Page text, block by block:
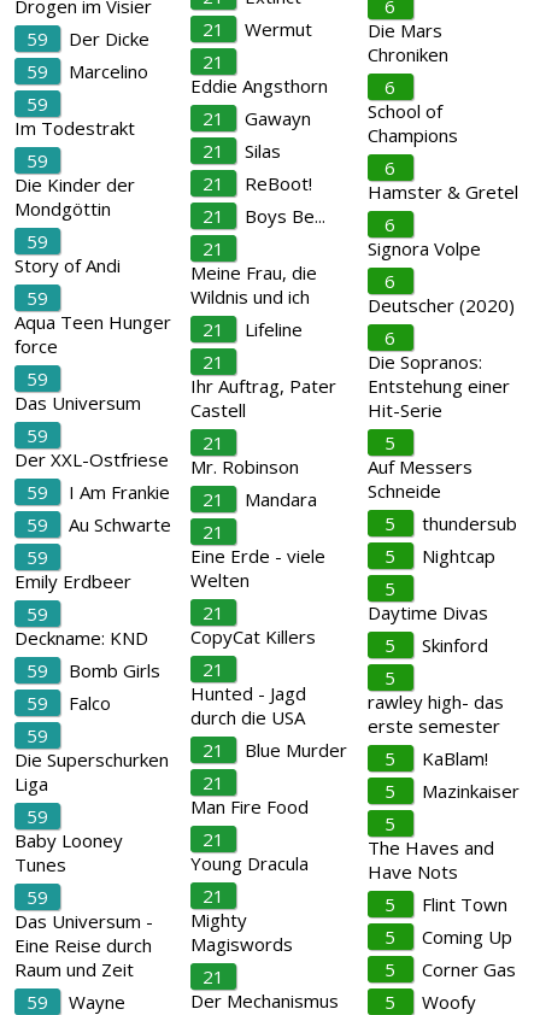
Drogen im Visier
59
Der Dicke
59
Marcelino
59
Im Todestrakt
59
Die Kinder der
Mondgöttin
59
Story of Andi
59
Aqua Teen Hunger
force
59
Das Universum
59
Der XXL-Ostfriese
59
I Am Frankie
59
Au Schwarte
59
Emily Erdbeer
59
Deckname: KND
59
Bomb Girls
59
Falco
59
Die Superschurken
Liga
59
Baby Looney
Tunes
59
Das Universum -
Eine Reise durch
Raum und Zeit
59
Wayne
21
Wermut
21
Eddie Angsthorn
21
Gawayn
21
Silas
21
ReBoot!
21
Boys Be...
21
Meine Frau, die
Wildnis und ich
21
Lifeline
21
Ihr Auftrag, Pater
Castell
21
Mr. Robinson
21
Mandara
21
Eine Erde - viele
Welten
21
CopyCat Killers
21
Hunted - Jagd
durch die USA
21
Blue Murder
21
Man Fire Food
21
Young Dracula
21
Mighty
Magiswords
21
Der Mechanismus
6
Die Mars
Chroniken
6
School of
Champions
6
Hamster & Gretel
6
Signora Volpe
6
Deutscher (2020)
6
Die Sopranos:
Entstehung einer
Hit-Serie
5
Auf Messers
Schneide
5
thundersub
5
Nightcap
5
Daytime Divas
5
Skinford
5
rawley high- das
erste semester
5
KaBlam!
5
Mazinkaiser
5
The Haves and
Have Nots
5
Flint Town
5
Coming Up
5
Corner Gas
5
Woofy